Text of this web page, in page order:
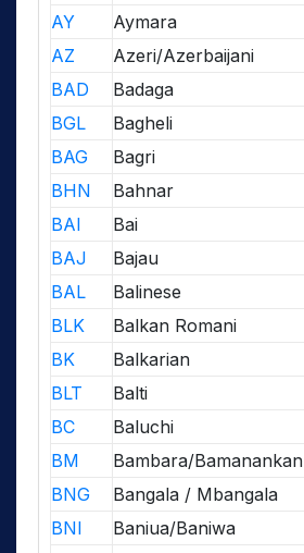
AY
Aymara
AZ
Azeri/Azerbaijani
BAD
Badaga
BGL
Bagheli
BAG
Bagri
BHN
Bahnar
BAI
Bai
BAJ
Bajau
BAL
Balinese
BLK
Balkan Romani
BK
Balkarian
BLT
Balti
BC
Baluchi
BM
Bambara/Bamanankan
BNG
Bangala / Mbangala
BNI
Baniua/Baniwa